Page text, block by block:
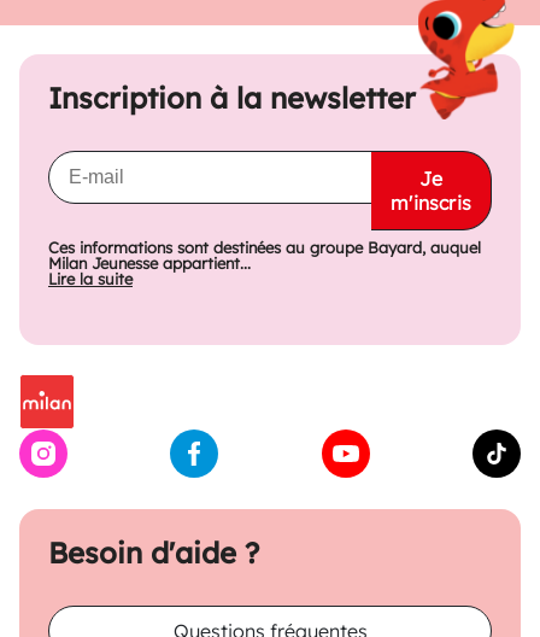
Besoin d'aide ?
Questions fréquentes
Inscription à la newsletter
Je
m'inscris
Ces informations sont destinées au groupe Bayard, auquel
Milan Jeunesse appartient...
Lire la suite